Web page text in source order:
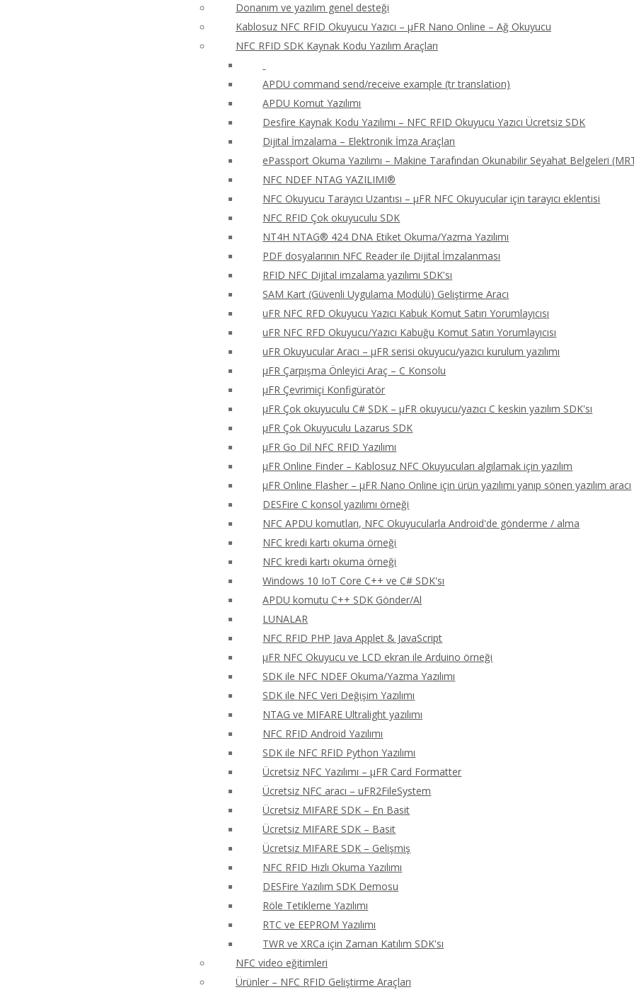
Donanım ve yazılım genel desteği
Kablosuz NFC RFID Okuyucu Yazıcı – μFR Nano Online – Ağ Okuyucu
NFC RFID SDK Kaynak Kodu Yazılım Araçları
APDU command send/receive example (tr translation)
APDU Komut Yazılımı
Desfire Kaynak Kodu Yazılımı – NFC RFID Okuyucu Yazıcı Ücretsiz SDK
Dijital İmzalama – Elektronik İmza Araçları
ePassport Okuma Yazılımı – Makine Tarafından Okunabilir Seyahat Belgeleri
NFC NDEF NTAG YAZILIMI®
NFC Okuyucu Tarayıcı Uzantısı – μFR NFC Okuyucular için tarayıcı eklentisi
NFC RFID Çok okuyuculu SDK
NT4H NTAG® 424 DNA Etiket Okuma/Yazma Yazılımı
PDF dosyalarının NFC Reader ile Dijital İmzalanması
RFID NFC Dijital imzalama yazılımı SDK'sı
SAM Kart (Güvenli Uygulama Modülü) Geliştirme Aracı
uFR NFC RFD Okuyucu Yazıcı Kabuk Komut Satırı Yorumlayıcısı
uFR NFC RFD Okuyucu/Yazıcı Kabuğu Komut Satırı Yorumlayıcısı
uFR Okuyucular Aracı – μFR serisi okuyucu/yazıcı kurulum yazılımı
μFR Çarpışma Önleyici Araç – C Konsolu
μFR Çevrimiçi Konfigüratör
μFR Çok okuyuculu C# SDK – μFR okuyucu/yazıcı C keskin yazılım SDK'sı
μFR Çok Okuyuculu Lazarus SDK
μFR Go Dil NFC RFID Yazılımı
μFR Online Finder – Kablosuz NFC Okuyucuları algılamak için yazılım
μFR Online Flasher – μFR Nano Online için ürün yazılımı yanıp sönen yazılım aracı
DESFire C konsol yazılımı örneği
NFC APDU komutları, NFC Okuyucularla Android'de gönderme / alma
NFC kredi kartı okuma örneği
NFC kredi kartı okuma örneği
Windows 10 IoT Core C++ ve C# SDK'sı
APDU komutu C++ SDK Gönder/Al
LUNALAR
NFC RFID PHP Java Applet & JavaScript
μFR NFC Okuyucu ve LCD ekran ile Arduino örneği
SDK ile NFC NDEF Okuma/Yazma Yazılımı
SDK ile NFC Veri Değişim Yazılımı
NTAG ve MIFARE Ultralight yazılımı
NFC RFID Android Yazılımı
SDK ile NFC RFID Python Yazılımı
Ücretsiz NFC Yazılımı – μFR Card Formatter
Ücretsiz NFC aracı – uFR2FileSystem
Ücretsiz MIFARE SDK – En Basit
Ücretsiz MIFARE SDK – Basit
Ücretsiz MIFARE SDK – Gelişmiş
NFC RFID Hızlı Okuma Yazılımı
DESFire Yazılım SDK Demosu
Röle Tetikleme Yazılımı
RTC ve EEPROM Yazılımı
TWR ve XRCa için Zaman Katılım SDK'sı
NFC video eğitimleri
Ürünler – NFC RFID Geliştirme Araçları